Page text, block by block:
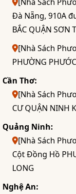
Đà Nẵng, 910A
BẮC QUẬN SƠN
[Nhà Sách
PHƯỜNG
Cần Thơ:
[Nhà Sách
CƯ QUẬN NINH
Quảng Ninh:
[Nhà Sách
Cột Đồng Hồ
LONG
Nghệ An: